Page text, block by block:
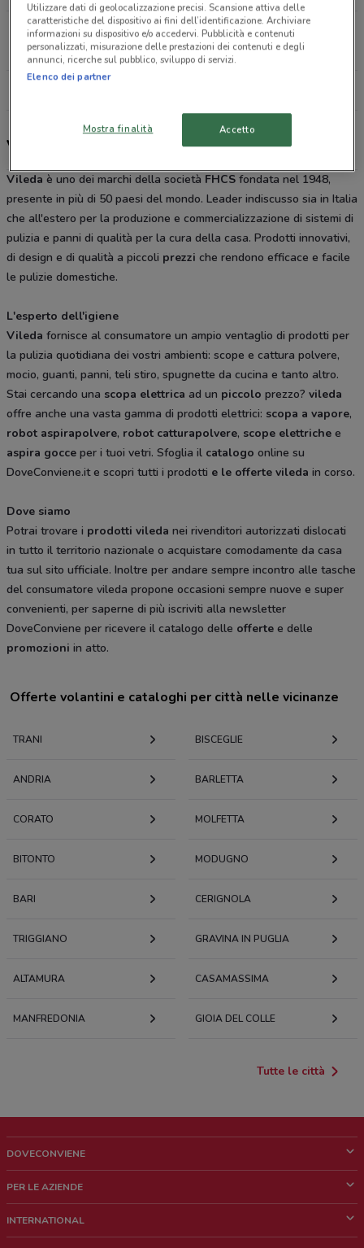
Via A.Da Villa 12/14 Andria
10 km
APERTO
Vileda, offerte e negozi
Vileda è uno dei marchi della società FHCS fondata nel 1948,
presente in più di 50 paesi del mondo. Leader indiscusso sia in Italia
che all'estero per la produzione e commercializzazione di sistemi di
pulizia e panni di qualità per la cura della casa. Prodotti innovativi,
di design e di qualità a piccoli prezzi che rendono efficace e facile
le pulizie domestiche.
L'esperto dell'igiene
Vileda fornisce al consumatore un ampio ventaglio di prodotti per
la pulizia quotidiana dei vostri ambienti: scope e cattura polvere,
mocio, guanti, panni, teli stiro, spugnette da cucina e tanto altro.
Stai cercando una scopa elettrica ad un piccolo prezzo? vileda
offre anche una vasta gamma di prodotti elettrici: scopa a vapore,
robot aspirapolvere, robot catturapolvere, scope elettriche e
aspira gocce per i tuoi vetri. Sfoglia il catalogo online su
DoveConviene.it e scopri tutti i prodotti e le offerte vileda in corso.
Dove siamo
Potrai trovare i prodotti vileda nei rivenditori autorizzati dislocati
in tutto il territorio nazionale o acquistare comodamente da casa
tua sul sito ufficiale. Inoltre per andare sempre incontro alle tasche
del consumatore vileda propone occasioni sempre nuove e super
convenienti, per saperne di più iscriviti alla newsletter
DoveConviene per ricevere il catalogo delle offerte e delle
promozioni in atto.
Offerte volantini e cataloghi per città nelle vicinanze
TRANI BISCEGLIE
ANDRIA BARLETTA
CORATO MOLFETTA
BITONTO MODUGNO
BARI CERIGNOLA
TRIGGIANO GRAVINA IN PUGLIA
ALTAMURA CASAMASSIMA
MANFREDONIA GIOIA DEL COLLE
Tutte le città
DOVECONVIENE
Chi siamo
PER LE AZIENDE
Richieste commerciali e marketing
INTERNATIONAL
Utilizzare dati di geolocalizzazione precisi. Scansione attiva delle
caratteristiche del dispositivo ai fini dell’identificazione. Archiviare
informazioni su dispositivo e/o accedervi. Pubblicità e contenuti
personalizzati, misurazione delle prestazioni dei contenuti e degli
annunci, ricerche sul pubblico, sviluppo di servizi.
Elenco dei partner
Mostra finalità Accetto